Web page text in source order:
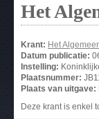
Het
Krant: Het
Datum publicatie:
Instelling:
Plaatsnummer:
Plaats van uitgave:
Deze krant is enkel